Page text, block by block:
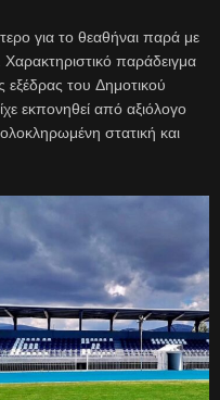
για το θεαθήναι παρά με
παράδειγμα
του Δημοτικού
εκπονηθεί από αξιόλογο
στατική και